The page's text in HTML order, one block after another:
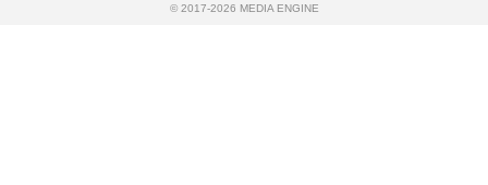
© 2017-2026 MEDIA ENGINE